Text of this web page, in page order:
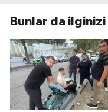
Bunlar da